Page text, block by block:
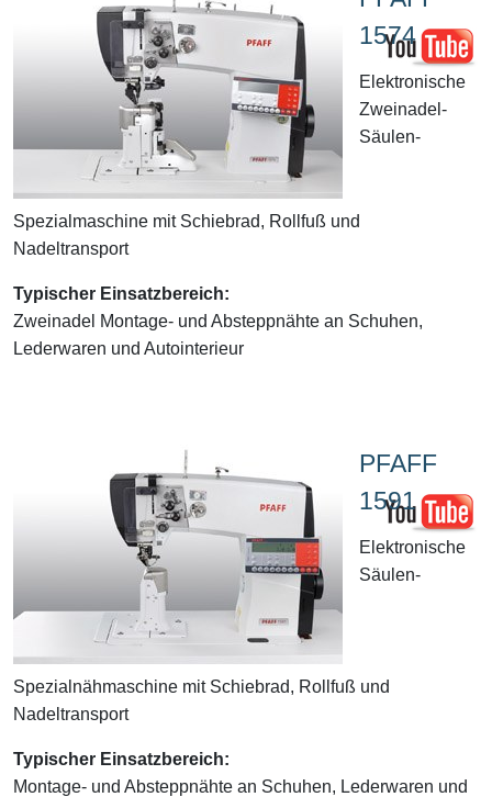
1574
Elektronische
Zweinadel-
Säulen-
Spezialmaschine mit Schiebrad, Rollfuß und
Nadeltransport
Typischer Einsatzbereich:
Zweinadel Montage- und Absteppnähte an Schuhen,
Lederwaren und Autointerieur
PFAFF
1591
Elektronische
Säulen-
Spezialnähmaschine mit Schiebrad, Rollfuß und
Nadeltransport
Typischer Einsatzbereich:
Montage- und Absteppnähte an Schuhen, Lederwaren und